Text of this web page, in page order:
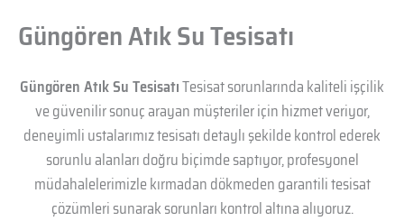
Güngören Atık Su Tesisatı
Güngören Atık Su TesisatıTesisat sorunlarında kaliteli işçilik
ve güvenilir sonuç arayan müşteriler için hizmet veriyor,
deneyimli ustalarımız tesisatı detaylı şekilde kontrol ederek
sorunlu alanları doğru biçimde saptıyor, profesyonel
müdahalelerimizle kırmadan dökmeden garantili tesisat
çözümleri sunarak sorunları kontrol altına alıyoruz.